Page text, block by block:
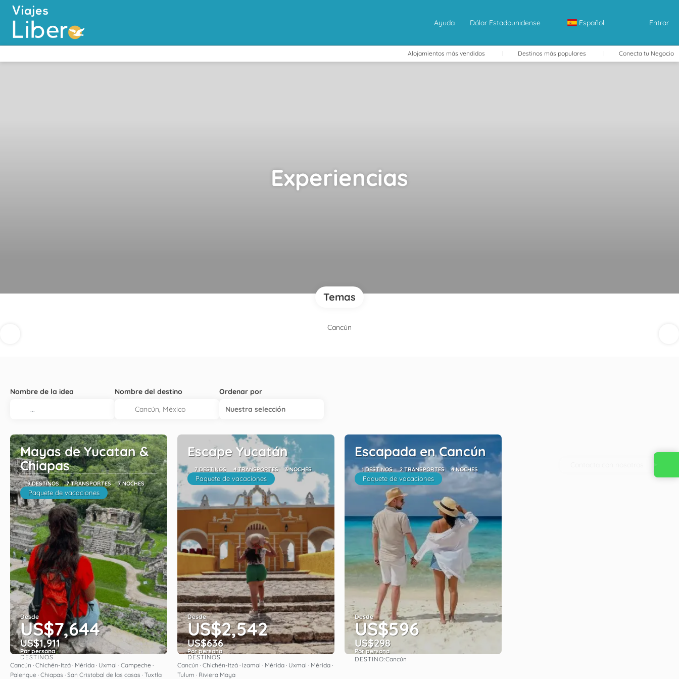
Ayuda Dólar Estadounidense Español Entrar
Alojamientos más vendidos Destinos más populares Conecta tu Negocio
Experiencias
Temas
Cancún
Nombre de la idea Nombre del destino
Ordenar por
Nuestra selección
Mayas de Yucatan &
Chiapas
9 DESTINOS 7 TRANSPORTES 7 NOCHES
Paquete de vacaciones
Desde
US$7,644
US$1,911
Por persona
Ver
DESTINOS
Cancún · Chichén-Itzá · Mérida · Uxmal · Campeche ·
Palenque · Chiapas · San Cristobal de las casas · Tuxtla
Escape Yucatán
7 DESTINOS 4 TRANSPORTES 3 NOCHES
Paquete de vacaciones
Desde
US$2,542
US$636
Por persona
Ver
DESTINOS
Cancún · Chichén-Itzá · Izamal · Mérida · Uxmal · Mérida ·
Tulum · Riviera Maya
Escapada en Cancún
1 DESTINOS 2 TRANSPORTES 4 NOCHES
Paquete de vacaciones
Desde
US$596
US$298
Por persona
DESTINO:Cancún